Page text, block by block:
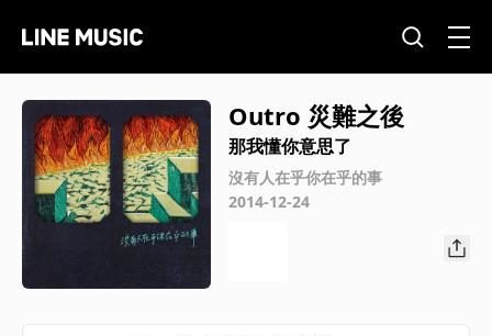
Outro 災難之後
那我懂你意思了
沒有人在乎你在乎的事
2014-12-24